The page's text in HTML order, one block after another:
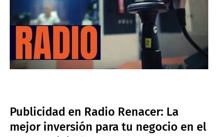
Publicidad en Radio Renacer: La
mejor inversión para tu negocio en el